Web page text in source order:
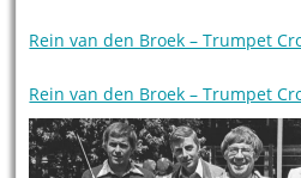
Rein van den Broek – Trumpet
Rein van den Broek – Trumpet